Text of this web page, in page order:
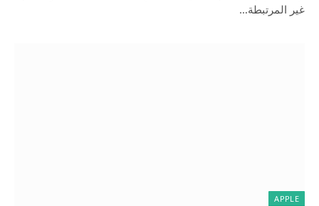
غير المرتبطة…
APPLE